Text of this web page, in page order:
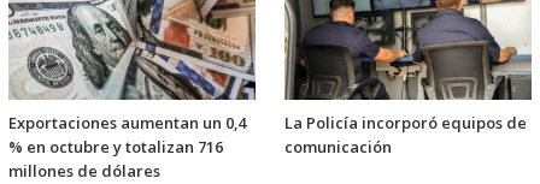
Exportaciones aumentan un 0,4
% en octubre y totalizan 716
millones de dólares
La Policía incorporó equipos de
comunicación